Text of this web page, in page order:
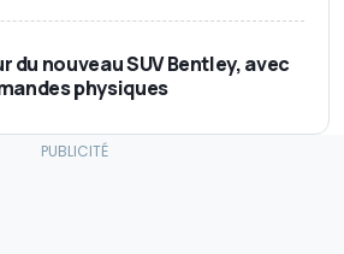
du nouveau SUV Bentley, avec
physiques